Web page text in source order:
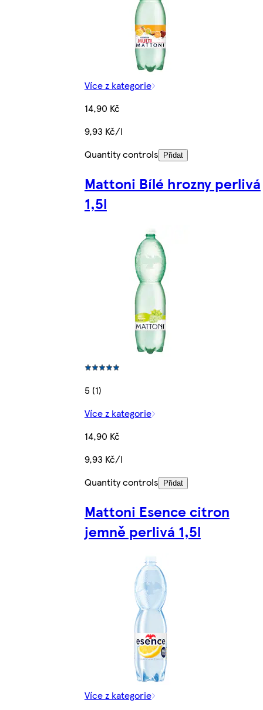
Více z kategorie
14,90 Kč
9,93 Kč/l
Quantity controls
Přidat
Mattoni Bílé hrozny perlivá
1,5l
5 (1)
Více z kategorie
14,90 Kč
9,93 Kč/l
Quantity controls
Přidat
Mattoni Esence citron
jemně perlivá 1,5l
Více z kategorie